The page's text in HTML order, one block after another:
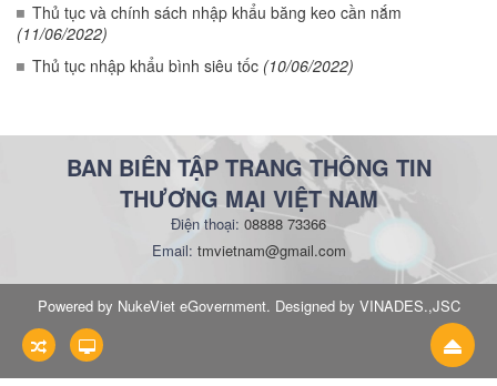
Thủ tục và chính sách nhập khẩu băng keo cần nắm
(11/06/2022)
Thủ tục nhập khẩu bình siêu tốc (10/06/2022)
BAN BIÊN TẬP TRANG THÔNG TIN
THƯƠNG MẠI VIỆT NAM
Điện thoại: 08888 73366
Email: tmvietnam@gmail.com
Powered by NukeViet eGovernment. Designed by VINADES.,JSC